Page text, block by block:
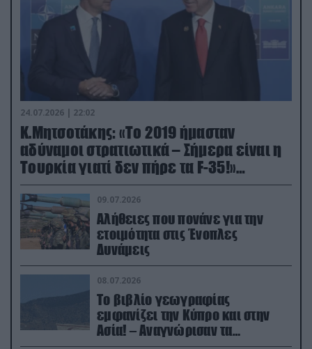
24.07.2026 | 22:02
Κ.Μητσοτάκης: «Το 2019 ήμασταν
αδύναμοι στρατιωτικά – Σήμερα είναι η
Τουρκία γιατί δεν πήρε τα F-35!»
(βίντεο)
09.07.2026
Αλήθειες που πονάνε για την
ετοιμότητα στις Ένοπλες
Δυνάμεις
08.07.2026
Το βιβλίο γεωγραφίας
εμφανίζει την Κύπρο και στην
Ασία! – Αναγνώρισαν τα
κατεχόμενα; (φωτο)